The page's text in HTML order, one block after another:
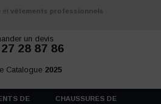
et vêtements professionnels
un devis
28 87 86
Catalogue 2025
DE
CHAUSSURES DE